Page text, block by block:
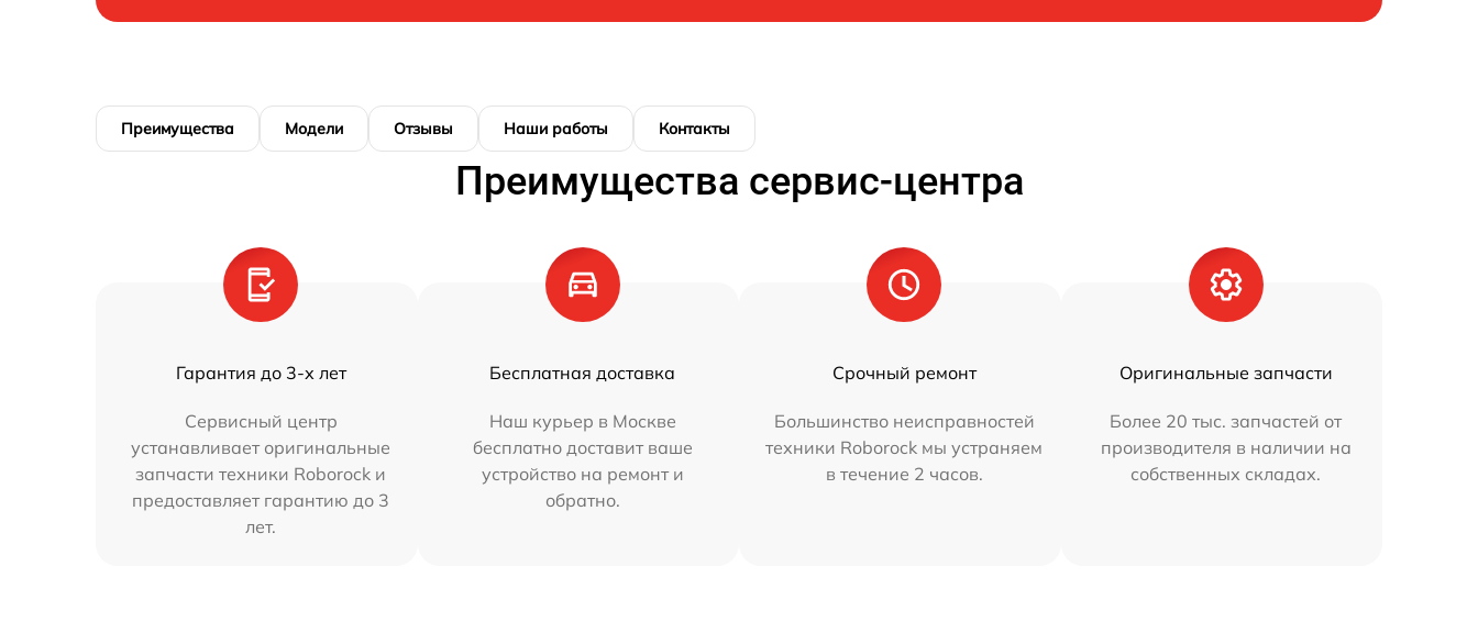
Преимущества Модели Отзывы Наши работы Контакты
Преимущества сервис-центра
Гарантия до 3-х лет
Сервисный центр
устанавливает оригинальные
запчасти техники Roborock и
предоставляет гарантию до 3
лет.
Бесплатная доставка
Наш курьер в Москве
бесплатно доставит ваше
устройство на ремонт и
обратно.
Срочный ремонт
Большинство неисправностей
техники Roborock мы устраняем
в течение 2 часов.
Оригинальные запчасти
Более 20 тыс. запчастей от
производителя в наличии на
собственных складах.